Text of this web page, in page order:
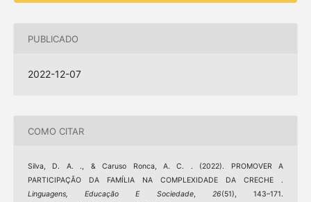
PUBLICADO
2022-12-07
COMO CITAR
Silva, D. A. ., & Caruso Ronca, A. C. . (2022). PROMOVER A
PARTICIPAÇÃO DA FAMÍLIA NA COMPLEXIDADE DA CRECHE .
Linguagens, Educação E Sociedade, 26(51), 143–171.